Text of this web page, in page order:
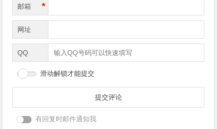
邮箱 *
网址
QQ
滑动解锁才能提交
有回复时邮件通知我